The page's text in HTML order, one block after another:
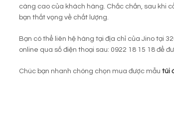
càng cao của khách hàng. Chắc chắn, sau khi
bạn thất vọng về chất lượng.
Bạn có thể liên hệ hàng tại địa chỉ của Jino tại
online qua số điện thoại sau: 0922 18 15 18 để
Chúc bạn nhanh chóng chọn mua được mẫu túi